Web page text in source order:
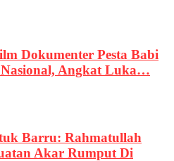
Dokumenter Pesta Babi
Angkat Luka…
Barru: Rahmatullah
Akar Rumput Di